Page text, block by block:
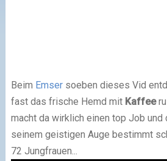
Beim Emsersoeben dieses Vid
fast das frische Hemd mit Kaffee
macht da wirklich einen top Job
seinem geistigen Auge bestimmt
72 Jungfrauen...